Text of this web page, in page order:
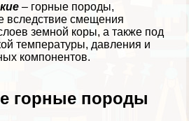
– горные породы,
смещения
земной коры, а также под
температуры, давления и
компонентов.
горные породы